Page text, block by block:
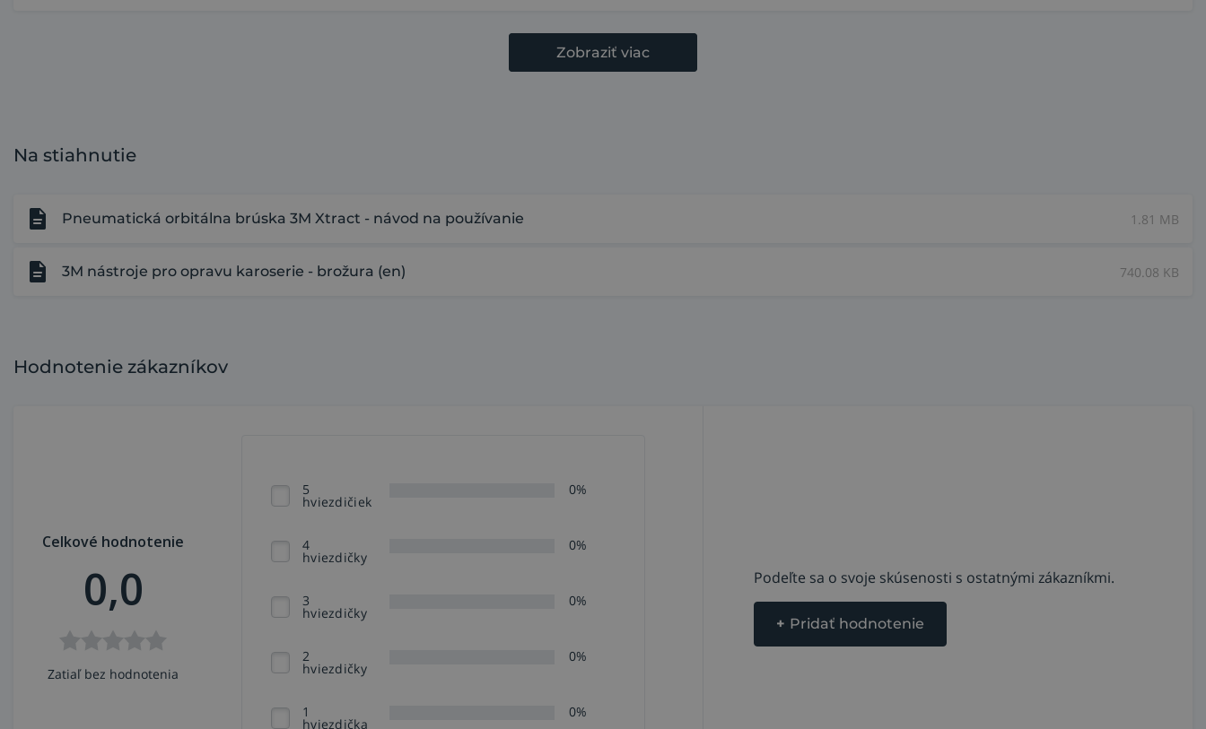
Zobraziť viac
Na stiahnutie
Pneumatická orbitálna brúska 3M Xtract - návod na používanie 1.81 MB
3M nástroje pro opravu karoserie - brožura (en) 740.08 KB
Hodnotenie zákazníkov
Celkové hodnotenie
0,0
Zatiaľ bez hodnotenia
5
hviezdičiek
0%
4
hviezdičky
0%
3
hviezdičky
0%
2
hviezdičky
0%
1
hviezdička
0%
Podeľte sa o svoje skúsenosti s ostatnými zákazníkmi.
+ Pridať hodnotenie